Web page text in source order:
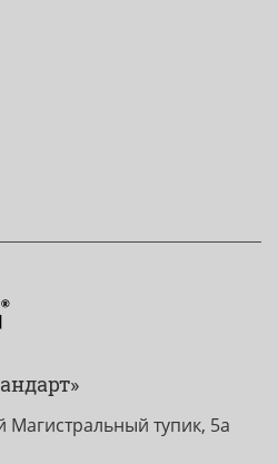
Магистральный тупик, 5а